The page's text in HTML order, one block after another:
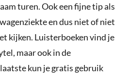
turen. Ook een fijne tip als
en dus niet of niet
kijken. Luisterboeken vind je
maar ook in de
kun je gratis gebruik